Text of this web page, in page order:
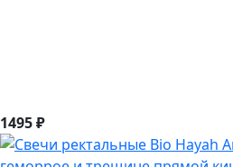
1495 ₽